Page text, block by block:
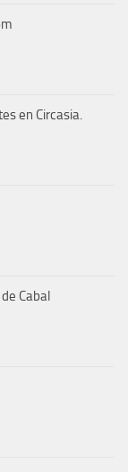
en Circasia.
Cabal